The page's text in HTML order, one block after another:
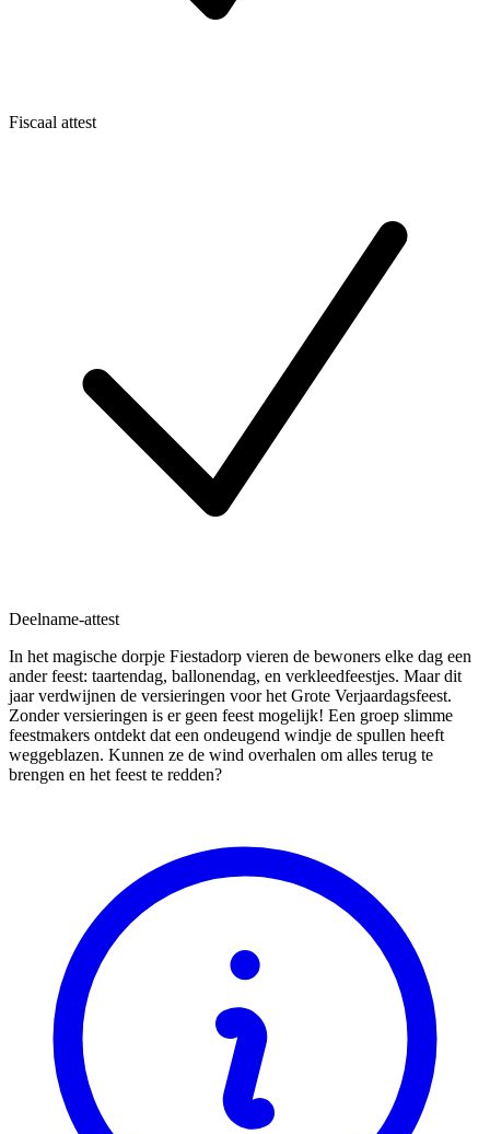
Fiscaal attest
Deelname-attest
In het magische dorpje Fiestadorp vieren de bewoners elke dag een
ander feest: taartendag, ballonendag, en verkleedfeestjes. Maar dit
jaar verdwijnen de versieringen voor het Grote Verjaardagsfeest.
Zonder versieringen is er geen feest mogelijk! Een groep slimme
feestmakers ontdekt dat een ondeugend windje de spullen heeft
weggeblazen. Kunnen ze de wind overhalen om alles terug te
brengen en het feest te redden?